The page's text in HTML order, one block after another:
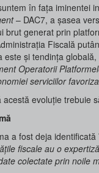
în fața iminentei
– DAC7, a șasea
brut generat prin
Fiscală
este și tendința
Operatorii
serviciilor
acestă evoluție trebuie
a fost deja
fiscale au o
colectate prin noile